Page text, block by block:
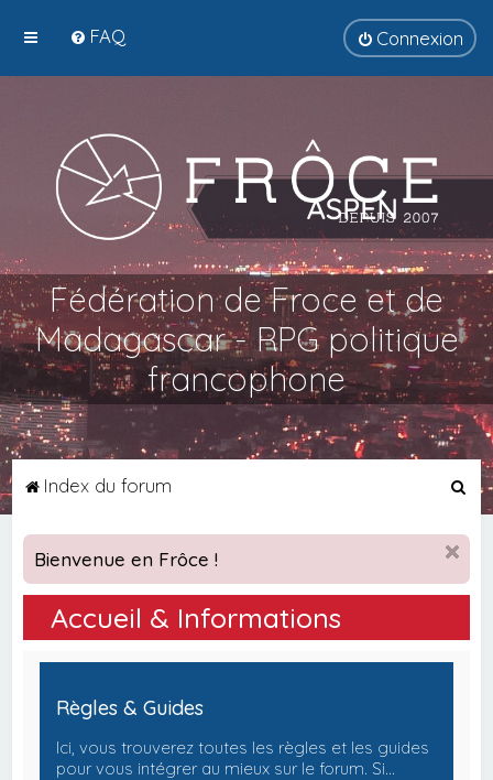
FAQ Connexion
Fédération de Froce et de
Madagascar - RPG politique
francophone
Index du forum
c
h
r
Bienvenue en Frôce !
Accueil & Informations
Règles & Guides
Ici, vous trouverez toutes les règles et les guides
pour vous intégrer au mieux sur le forum. Si…